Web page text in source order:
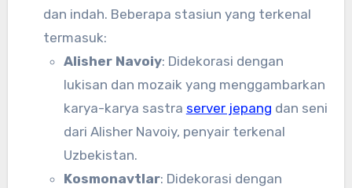
dan indah. Beberapa stasiun yang terkenal
termasuk:
Alisher Navoiy: Didekorasi dengan
lukisan dan mozaik yang menggambarkan
karya-karya sastra server jepang dan seni
dari Alisher Navoiy, penyair terkenal
Uzbekistan.
Kosmonavtlar: Didekorasi dengan